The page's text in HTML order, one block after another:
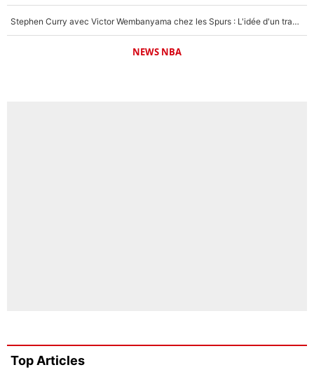
Stephen Curry avec Victor Wembanyama chez les Spurs : L'idée d'un trade historique est lancée en NBA !
NEWS NBA
Top Articles